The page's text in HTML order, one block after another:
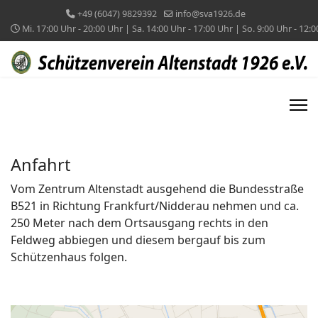
+49 (6047) 9829392
info@sva1926.de
Mi. 17:00 Uhr - 20:00 Uhr | Sa. 14:00 Uhr - 17:00 Uhr | So. 9:00 Uhr -
Anfahrt
Vom Zentrum Altenstadt ausgehend die Bundesstraße
B521 in Richtung Frankfurt/Nidderau nehmen und ca.
250 Meter nach dem Ortsausgang rechts in den
Feldweg abbiegen und diesem bergauf bis zum
Schützenhaus folgen.